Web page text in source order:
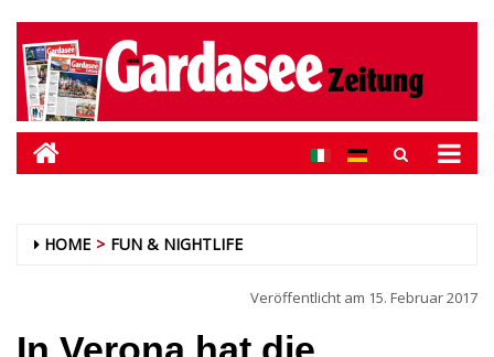
HOME FUN & NIGHTLIFE
Veröffentlicht am 15. Februar 2017